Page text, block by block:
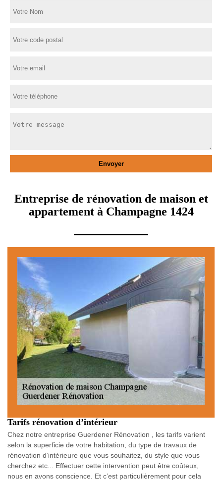
Entreprise de rénovation de maison et
appartement à Champagne 1424
Tarifs rénovation d’intérieur
Chez notre entreprise Guerdener Rénovation , les tarifs varient
selon la superficie de votre habitation, du type de travaux de
rénovation d’intérieure que vous souhaitez, du style que vous
cherchez etc... Effectuer cette intervention peut être coûteux,
nous en avons conscience. Et c’est particulièrement pour cela